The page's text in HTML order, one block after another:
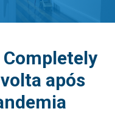
Completely
após